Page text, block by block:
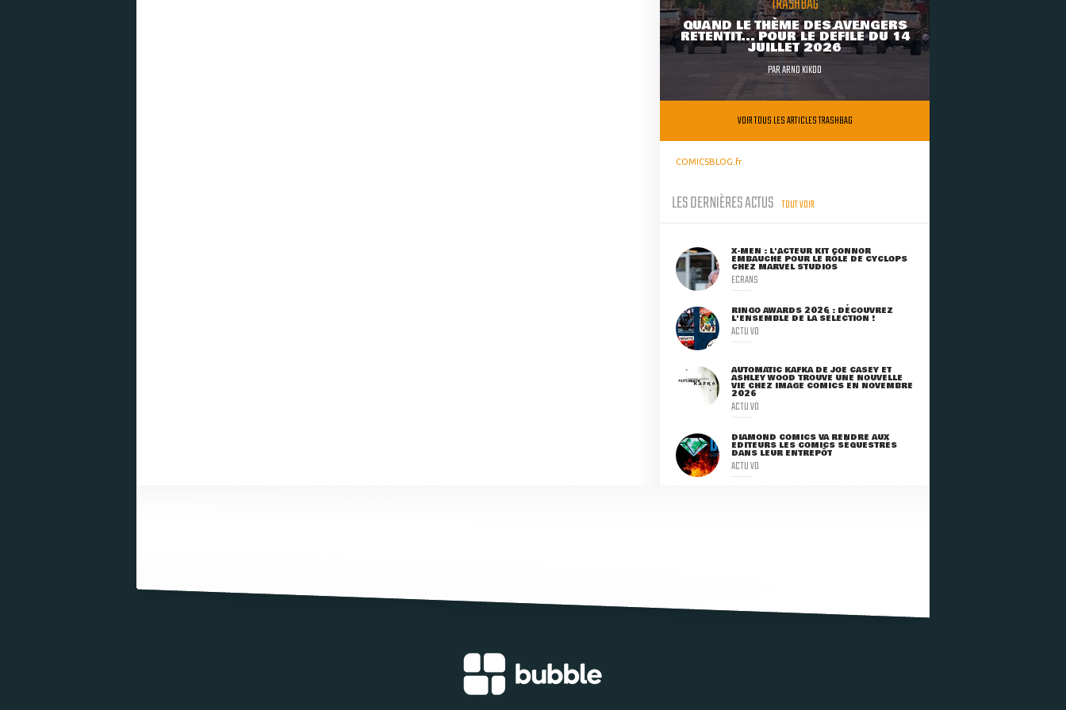
QUAND LE THÈME DES AVENGERS
RETENTIT... POUR LE DÉFILÉ DU 14
JUILLET 2026
PARARNO KIKOO
VOIR TOUS LES ARTICLES TRASHBAG
COMICSBLOG.fr
LES DERNIÈRES ACTUS TOUT VOIR
X-MEN : L'ACTEUR KIT CONNOR
EMBAUCHÉ POUR LE RÔLE DE CYCLOPS
CHEZ MARVEL STUDIOS
ECRANS
RINGO AWARDS 2026 : DÉCOUVREZ
L'ENSEMBLE DE LA SÉLECTION !
ACTU VO
AUTOMATIC KAFKA DE JOE CASEY ET
ASHLEY WOOD TROUVE UNE NOUVELLE
VIE CHEZ IMAGE COMICS EN NOVEMBRE
2026
ACTU VO
DIAMOND COMICS VA RENDRE AUX
ÉDITEURS LES COMICS SÉQUESTRÉS
DANS LEUR ENTREPÔT
ACTU VO